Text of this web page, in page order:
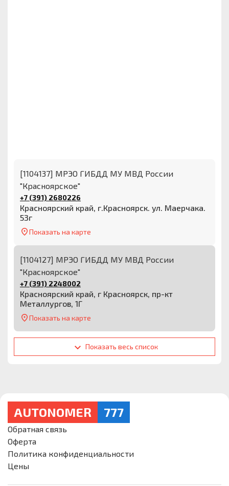
[1104137] МРЭО ГИБДД МУ МВД России
"Красноярское"
+7 (391) 2680226
Красноярский край, г.Красноярск. ул. Маерчака.
53г
Показать на карте
[1104127] МРЭО ГИБДД МУ МВД России
"Красноярское"
+7 (391) 2248002
Красноярский край, г Красноярск, пр-кт
Металлургов, 1Г
Показать на карте
Показать весь список
AUTONOMER 777
Обратная связь
Оферта
Политика конфиденциальности
Цены